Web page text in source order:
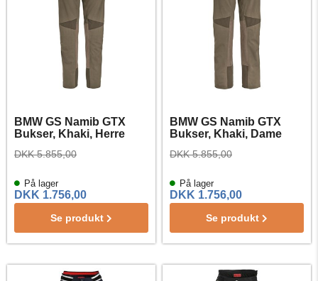
BMW GS Namib GTX
Bukser, Khaki, Herre
På lager
DKK 5.855,00
DKK 1.756,00
Se produkt
BMW GS Namib GTX
Bukser, Khaki, Dame
På lager
DKK 5.855,00
DKK 1.756,00
Se produkt